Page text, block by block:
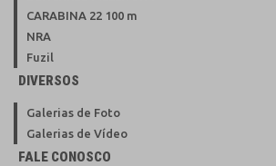
CARABINA 22 100 m
NRA
Fuzil
DIVERSOS
Galerias de Foto
Galerias de Vídeo
FALE CONOSCO